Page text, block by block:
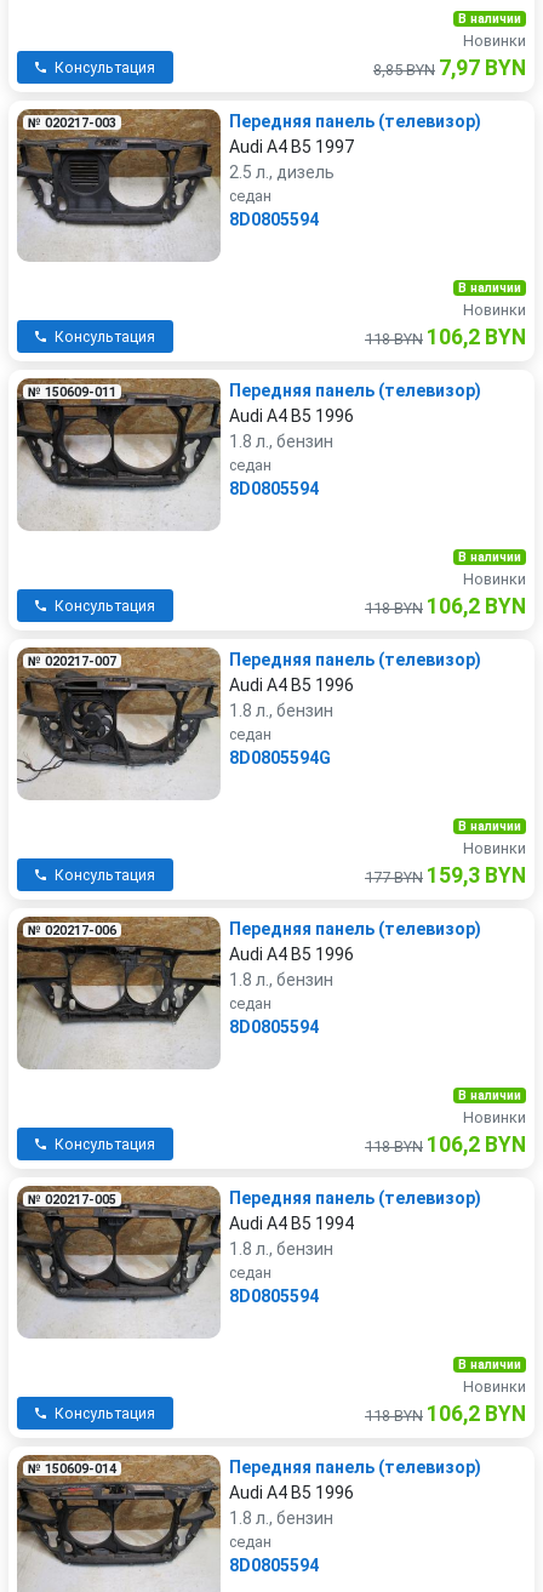
Консультация
В наличии
Новинки
8,85 BYN 7,97 BYN
№ 020217-003
Передняя панель (телевизор)
Audi A4 B5 1997
2.5 л., дизель
седан
8D0805594
Консультация
В наличии
Новинки
118 BYN 106,2 BYN
№ 150609-011
Передняя панель (телевизор)
Audi A4 B5 1996
1.8 л., бензин
седан
8D0805594
Консультация
В наличии
Новинки
118 BYN 106,2 BYN
№ 020217-007
Передняя панель (телевизор)
Audi A4 B5 1996
1.8 л., бензин
седан
8D0805594G
Консультация
В наличии
Новинки
177 BYN 159,3 BYN
№ 020217-006
Передняя панель (телевизор)
Audi A4 B5 1996
1.8 л., бензин
седан
8D0805594
Консультация
В наличии
Новинки
118 BYN 106,2 BYN
№ 020217-005
Передняя панель (телевизор)
Audi A4 B5 1994
1.8 л., бензин
седан
8D0805594
Консультация
В наличии
Новинки
118 BYN 106,2 BYN
№ 150609-014
Передняя панель (телевизор)
Audi A4 B5 1996
1.8 л., бензин
седан
8D0805594